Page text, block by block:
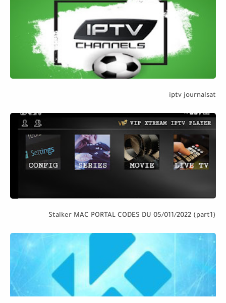
iptv journalsat
Stalker MAC PORTAL CODES DU 05/011/2022 (part1)